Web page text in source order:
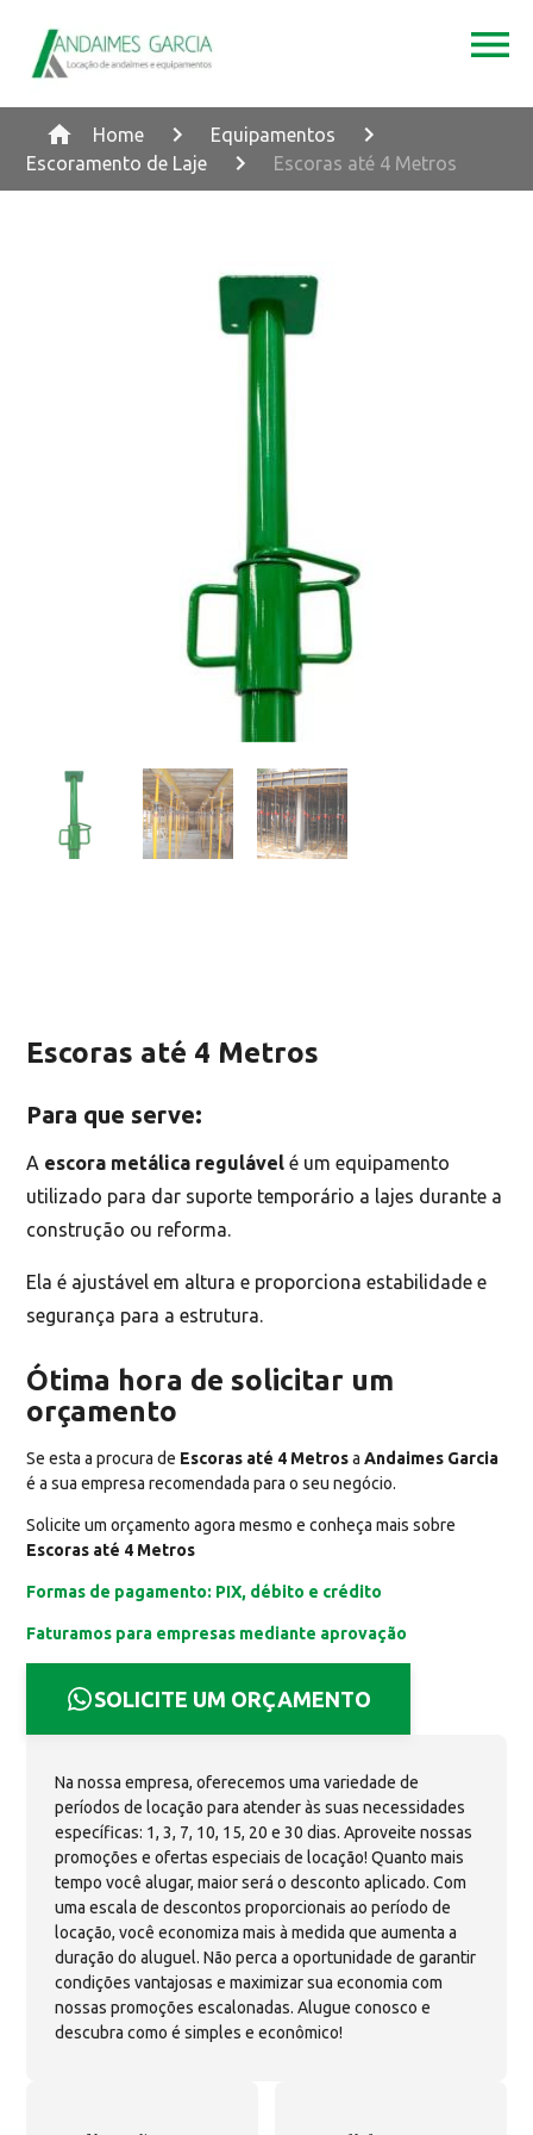
Home
Equipamentos
Escoramento de Laje
Escoras até 4 Metros
Escoras até 4 Metros
Para que serve:
A escora metálica regulável é um equipamento
utilizado para dar suporte temporário a lajes durante a
construção ou reforma.
Ela é ajustável em altura e proporciona estabilidade e
segurança para a estrutura.
Ótima hora de solicitar um
orçamento
Se esta a procura de Escoras até 4 MetrosaAndaimes Garcia
é a sua empresa recomendada para o seu negócio.
Solicite um orçamento agora mesmo e conheça mais sobre
Escoras até 4 Metros
Formas de pagamento: PIX, débito e crédito
Faturamos para empresas mediante aprovação
SOLICITE UM ORÇAMENTO
Na nossa empresa, oferecemos uma variedade de
períodos de locação para atender às suas necessidades
específicas: 1, 3, 7, 10, 15, 20 e 30 dias. Aproveite nossas
promoções e ofertas especiais de locação! Quanto mais
tempo você alugar, maior será o desconto aplicado. Com
uma escala de descontos proporcionais ao período de
locação, você economiza mais à medida que aumenta a
duração do aluguel. Não perca a oportunidade de garantir
condições vantajosas e maximizar sua economia com
nossas promoções escalonadas. Alugue conosco e
descubra como é simples e econômico!